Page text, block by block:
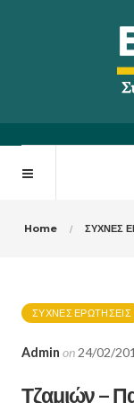
Home ΣΥΧΝΕΣ
ΣΥΧΝΕΣ ΕΡΩΤΗΣΕΙΣ
Admin on24/02/
Τζαμιών –